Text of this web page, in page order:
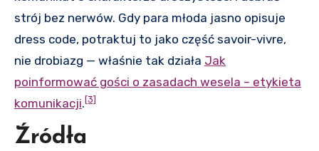
strój bez nerwów. Gdy para młoda jasno opisuje
dress code, potraktuj to jako część savoir-vivre,
nie drobiazg — właśnie tak działa Jak
poinformować gości o zasadach wesela – etykieta
komunikacji. [3]
Źródła